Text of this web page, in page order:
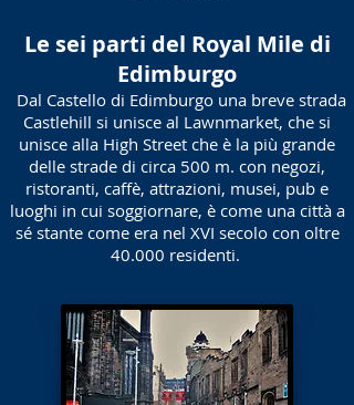
Le sei parti del Royal Mile di
Edimburgo
Dal Castello di Edimburgo una breve strada
Castlehill si unisce al Lawnmarket, che si
unisce alla High Street che è la più grande
delle strade di circa 500 m. con negozi,
ristoranti, caffè, attrazioni, musei, pub e
luoghi in cui soggiornare, è come una città a
sé stante come era nel XVI secolo con oltre
40.000 residenti.